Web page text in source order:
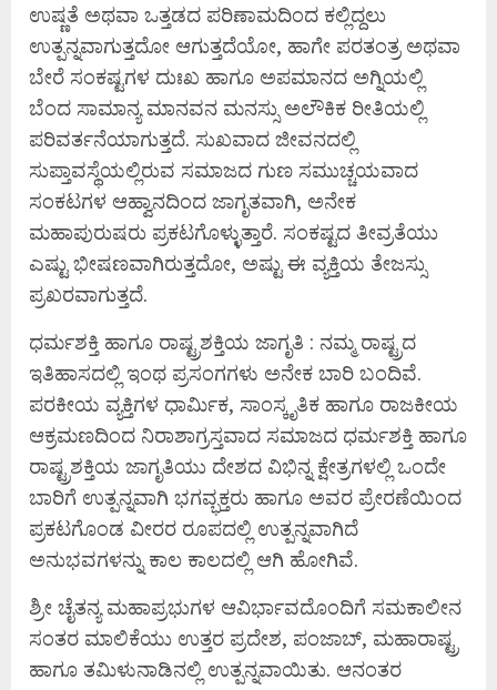
ಉಷ್ಣತೆ ಅಥವಾ ಒತ್ತಡದ ಪರಿಣಾಮದಿಂದ ಕಲ್ಲಿದ್ದಲು
ಉತ್ಪನ್ನವಾಗುತ್ತದೋ ಆಗುತ್ತದೆಯೋ, ಹಾಗೇ ಪರತಂತ್ರ ಅಥವಾ
ಬೇರೆ ಸಂಕಷ್ಟಗಳ ದುಃಖ ಹಾಗೂ ಅಪಮಾನದ ಅಗ್ನಿಯಲ್ಲಿ
ಬೆಂದ ಸಾಮಾನ್ಯ ಮಾನವನ ಮನಸ್ಸು ಅಲೌಕಿಕ ರೀತಿಯಲ್ಲಿ
ಪರಿವರ್ತನೆಯಾಗುತ್ತದೆ. ಸುಖವಾದ ಜೀವನದಲ್ಲಿ
ಸುಪ್ತಾವಸ್ಥೆಯಲ್ಲಿರುವ ಸಮಾಜದ ಗುಣ ಸಮುಚ್ಚಯವಾದ
ಸಂಕಟಗಳ ಆಹ್ವಾನದಿಂದ ಜಾಗೃತವಾಗಿ, ಅನೇಕ
ಮಹಾಪುರುಷರು ಪ್ರಕಟಗೊಳ್ಳುತ್ತಾರೆ. ಸಂಕಷ್ಟದ ತೀವ್ರತೆಯು
ಎಷ್ಟು ಭೀಷಣವಾಗಿರುತ್ತದೋ, ಅಷ್ಟು ಈ ವ್ಯಕ್ತಿಯ ತೇಜಸ್ಸು
ಪ್ರಖರವಾಗುತ್ತದೆ.
ಧರ್ಮಶಕ್ತಿ ಹಾಗೂ ರಾಷ್ಟ್ರಶಕ್ತಿಯ ಜಾಗೃತಿ : ನಮ್ಮ ರಾಷ್ಟ್ರದ
ಇತಿಹಾಸದಲ್ಲಿ ಇಂಥ ಪ್ರಸಂಗಗಳು ಅನೇಕ ಬಾರಿ ಬಂದಿವೆ.
ಪರಕೀಯ ವ್ಯಕ್ತಿಗಳ ಧಾರ್ಮಿಕ, ಸಾಂಸ್ಕೃತಿಕ ಹಾಗೂ ರಾಜಕೀಯ
ಆಕ್ರಮಣದಿಂದ ನಿರಾಶಾಗ್ರಸ್ತವಾದ ಸಮಾಜದ ಧರ್ಮಶಕ್ತಿ ಹಾಗೂ
ರಾಷ್ಟ್ರಶಕ್ತಿಯ ಜಾಗೃತಿಯು ದೇಶದ ವಿಭಿನ್ನ ಕ್ಷೇತ್ರಗಳಲ್ಲಿ ಒಂದೇ
ಬಾರಿಗೆ ಉತ್ಪನ್ನವಾಗಿ ಭಗವ್ಭಕ್ತರು ಹಾಗೂ ಅವರ ಪ್ರೇರಣೆಯಿಂದ
ಪ್ರಕಟಗೊಂಡ ವೀರರ ರೂಪದಲ್ಲಿ ಉತ್ಪನ್ನವಾಗಿದೆ
ಅನುಭವಗಳನ್ನು ಕಾಲ ಕಾಲದಲ್ಲಿ ಆಗಿ ಹೋಗಿವೆ.
ಶ್ರೀ ಚೈತನ್ಯ ಮಹಾಪ್ರಭುಗಳ ಆವಿರ್ಭಾವದೊಂದಿಗೆ ಸಮಕಾಲೀನ
ಸಂತರ ಮಾಲಿಕೆಯು ಉತ್ತರ ಪ್ರದೇಶ, ಪಂಜಾಬ್, ಮಹಾರಾಷ್ಟ್ರ
ಹಾಗೂ ತಮಿಳುನಾಡಿನಲ್ಲಿ ಉತ್ಪನ್ನವಾಯಿತು. ಆನಂತರ